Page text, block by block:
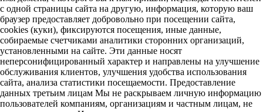
с одной страницы сайта на другую, информация, которую ваш
браузер предоставляет добровольно при посещении сайта,
cookies (куки), фиксируются посещения, иные данные,
собираемые счетчиками аналитики сторонних организаций,
установленными на сайте. Эти данные носят
неперсонифицированный характер и направлены на улучшение
обслуживания клиентов, улучшения удобства использования
сайта, анализа статистики посещаемости. Предоставление
данных третьим лицам Мы не раскрываем личную информацию
пользователей компаниям, организациям и частным лицам, не